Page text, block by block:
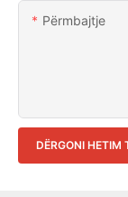
Përmbajtje
DËRGONI HETIM